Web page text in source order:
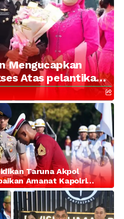
Mengucapkan
Atas pelantikan
A.M Kamal.
Lulusan AKPOL
Taruna Akpol
Amanat Kapolri